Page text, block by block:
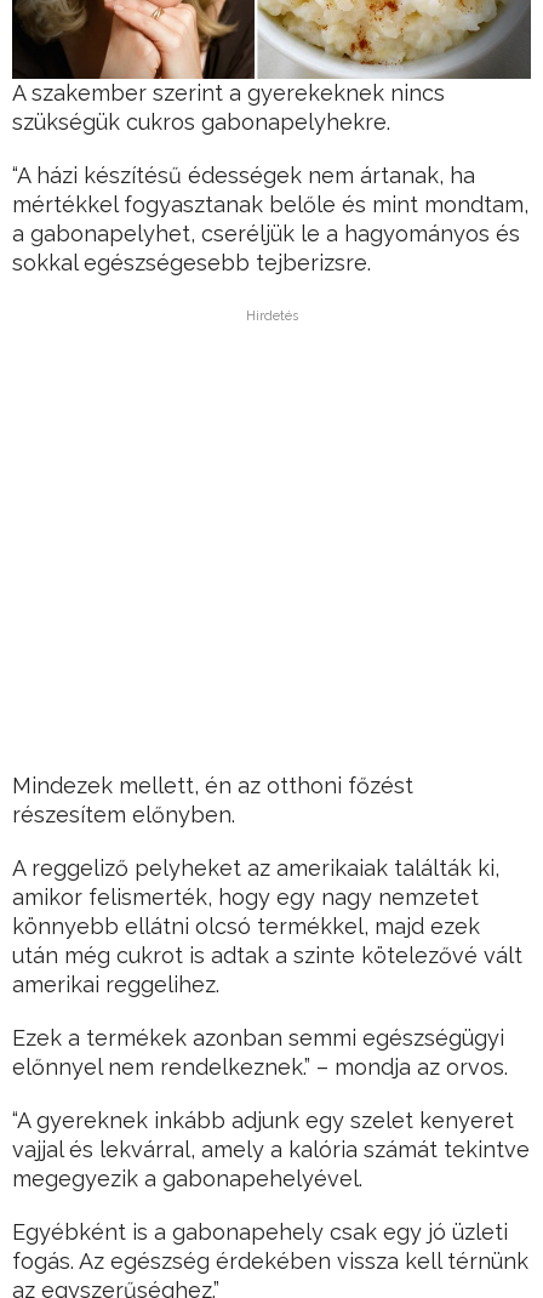
A szakember szerint a gyerekeknek nincs
szükségük cukros gabonapelyhekre.
“A házi készítésű édességek nem ártanak, ha
mértékkel fogyasztanak belőle és mint mondtam,
a gabonapelyhet, cseréljük le a hagyományos és
sokkal egészségesebb tejberizsre.
Hirdetés
Mindezek mellett, én az otthoni főzést
részesítem előnyben.
A reggeliző pelyheket az amerikaiak találták ki,
amikor felismerték, hogy egy nagy nemzetet
könnyebb ellátni olcsó termékkel, majd ezek
után még cukrot is adtak a szinte kötelezővé vált
amerikai reggelihez.
Ezek a termékek azonban semmi egészségügyi
előnnyel nem rendelkeznek.” – mondja az orvos.
“A gyereknek inkább adjunk egy szelet kenyeret
vajjal és lekvárral, amely a kalória számát tekintve
megegyezik a gabonapehelyével.
Egyébként is a gabonapehely csak egy jó üzleti
fogás. Az egészség érdekében vissza kell térnünk
az egyszerűséghez.”